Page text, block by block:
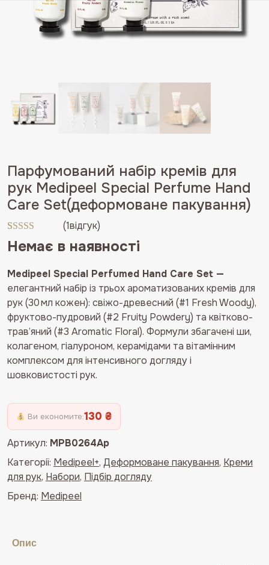
Парфумований набір кремів для
рук Medipeel Special Perfume Hand
Care Set(деформоване пакування)
Рейтинг
основі
опитування
1
покупця
(1відгук)
Немає в наявності
Medipeel Special Perfumed Hand Care Set —
елегантний набір із трьох ароматизованих кремів для
рук (30 мл кожен): свіжо-древесний (#1 Fresh Woody),
фруктово-пудровий (#2 Fruity Powdery) та квітково-
трав’яний (#3 Aromatic Floral). Формули збагачені ши,
колагеном, гіалуроном, керамідами та вітамінним
комплексом для інтенсивного догляду і
шовковистості рук.
Ви економите:130 ₴
Артикул: MPB0264Ap
Категорії: Medipeel+, Деформоване пакування, Креми
для рук, Набори, Підбір догляду
Бренд: Medipeel
Опис